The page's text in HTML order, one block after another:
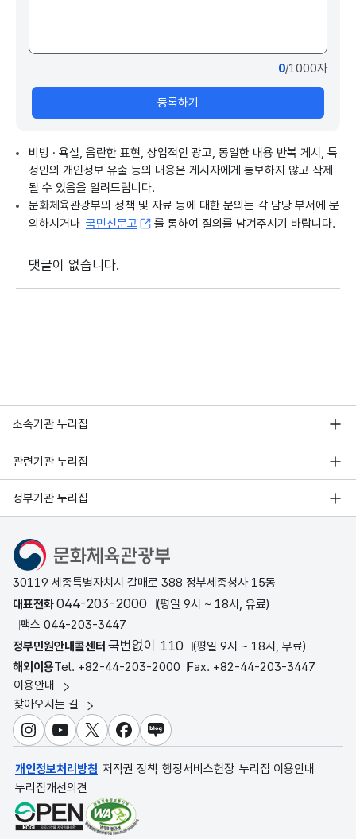
0/1000자
등록하기
비방 · 욕설, 음란한 표현, 상업적인 광고, 동일한 내용 반복 게시, 특
정인의 개인정보 유출 등의 내용은 게시자에게 통보하지 않고 삭제
될 수 있음을 알려드립니다.
문화체육관광부의 정책 및 자료 등에 대한 문의는 각 담당 부서에 문
의하시거나 국민신문고 를 통하여 질의를 남겨주시기 바랍니다.
댓글이 없습니다.
소속기관 누리집
관련기관 누리집
정부기관 누리집
문화체육관광부
30119 세종특별자치시 갈매로 388 정부세종청사 15동
대표전화044-203-2000
(평일 9시 ~ 18시, 유료)
팩스 044-203-3447
정부민원안내콜센터 국번없이 110
(평일 9시 ~ 18시, 무료)
해외이용Tel. +82-44-203-2000 Fax. +82-44-203-3447
이용안내
찾아오시는 길
인스타그램
유튜브X 페이스북
블로그
개인정보처리방침 저작권 정책 행정서비스헌장 누리집 이용안내
누리집개선의견